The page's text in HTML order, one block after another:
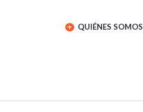
QUIÉNES SOMOS